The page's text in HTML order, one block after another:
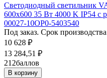
Светодиодный светильник
600х600 35 Вт 4000 K IP54 с
00027-10OP0-5403540
Под заказ. Срок
10 628 ₽
13 284,51 ₽
212баллов
В корзину